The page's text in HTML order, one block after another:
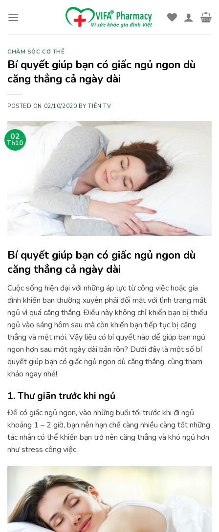
CHĂM SÓC CƠ THỂ
Bí quyết giúp bạn có giấc ngủ ngon dù
căng thẳng cả ngày dài
POSTED ON 02/10/2020 BYTIÊN TV
02
Th10
Bí quyết giúp bạn có giấc ngủ ngon dù
căng thẳng cả ngày dài
Cuộc sống hiện đại với những áp lực từ công việc hoặc gia
đình khiến bạn thường xuyên phải đối mặt với tình trạng mất
ngủ vì quá căng thẳng. Điều này không chỉ khiến bạn bị thiếu
ngủ vào sáng hôm sau mà còn khiến bạn tiếp tục bị căng
thẳng và mệt mỏi. Vậy liệu có bí quyết nào để giúp bạn ngủ
ngon hơn sau một ngày dài bận rộn? Dưới đây là một số bí
quyết giúp bạn có giấc ngủ ngon dù căng thẳng, cùng tham
khảo ngay nhé!
1. Thư giãn trước khi ngủ
Để có giấc ngủ ngon, vào những buổi tối trước khi đi ngủ
khoảng 1 – 2 giờ, bạn nên hạn chế càng nhiều càng tốt những
tác nhân có thể khiến bạn trở nên căng thẳng và khó ngủ hơn
như stress công việc.